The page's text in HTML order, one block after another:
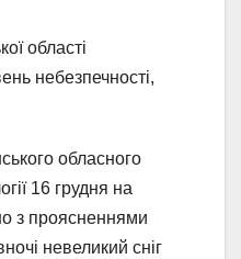
області
небезпечності,
обласного
16 грудня на
з проясненнями
невеликий сніг